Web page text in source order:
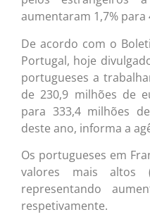
aumentaram 1,7%
De acordo com o
Portugal, hoje
portugueses a
de 230,9 milhões de
para 333,4 milhões
deste ano, informa a
Os portugueses em
valores mais altos
representando
respetivamente.